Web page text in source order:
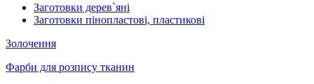
Заготовки дерев`яні
Заготовки пінопластові, пластикові
Золочення
Фарби для розпису тканин